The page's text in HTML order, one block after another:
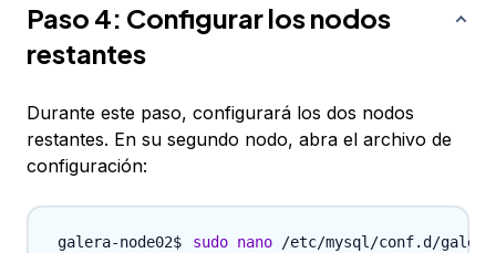
Paso 4: Configurar los nodos
restantes
Durante este paso, configurará los dos nodos
restantes. En su segundo nodo, abra el archivo de
configuración:
sudo nano